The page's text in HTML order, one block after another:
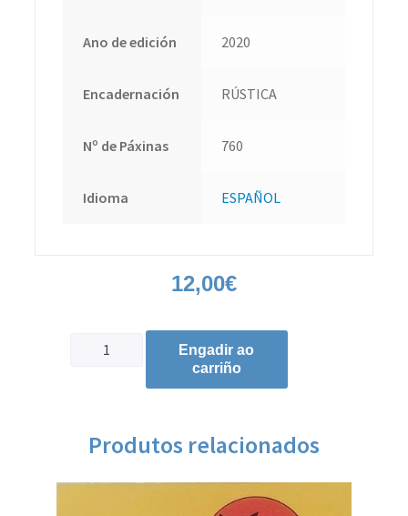
Ano de edición 2020
Encadernación RÚSTICA
Nº de Páxinas 760
Idioma ESPAÑOL
12,00€
Engadir ao
carriño
Produtos relacionados